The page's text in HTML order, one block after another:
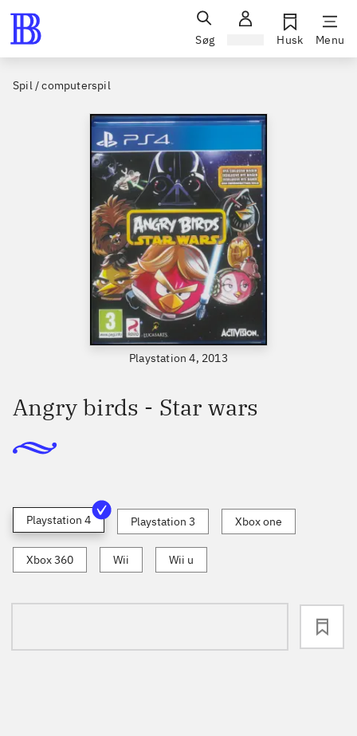
Søg Husk Menu
Spil / computerspil
Playstation 4, 2013
Angry birds - Star wars
Playstation 4 Playstation 3 Xbox one
Xbox 360 Wii Wii u